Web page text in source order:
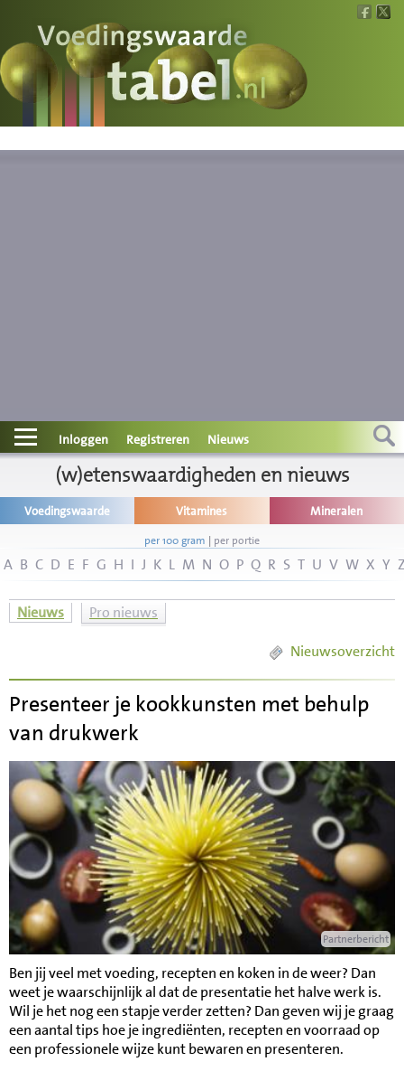
Voedingswaarde
Wat is wat?
Contact
Informatie
Disclaimer
Inloggen Registreren Nieuws
(w)etenswaardigheden en nieuws
Voedingswaarde Vitamines Mineralen
per 100 gram | per portie
A B C D E F G H I J K L M N O P Q R S T U V W X Y
Nieuws Pro nieuws
Nieuwsoverzicht
Presenteer je kookkunsten met behulp
van drukwerk
Partnerbericht
Ben jij veel met voeding, recepten en koken in de weer? Dan
weet je waarschijnlijk al dat de presentatie het halve werk is.
Wil je het nog een stapje verder zetten? Dan geven wij je graag
een aantal tips hoe je ingrediënten, recepten en voorraad op
een professionele wijze kunt bewaren en presenteren.